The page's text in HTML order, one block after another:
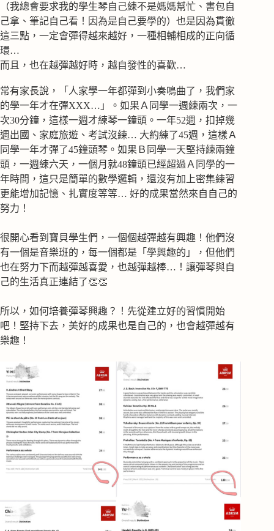
（我總會要求我的學生琴自己練不是媽媽幫忙、書包自
己拿、筆記自己看！因為是自己要學的）也是因為貫徹
這三點，一定會彈得越來越好，一種相輔相成的正向循
環…
而且，也在越彈越好時，越自發性的喜歡…
常有家長說，「人家學一年都彈到小奏鳴曲了，我們家
的學一年才在彈XXX…」。如果Ａ同學一週練兩次，一
次30分鐘，這樣一週才練琴一鐘頭。一年52週，扣掉幾
週出國、家庭旅遊、考試沒練… 大約練了45週，這樣Ａ
同學一年才彈了45鐘頭琴。如果Ｂ同學一天堅持練兩鐘
頭，一週練六天，一個月就48鐘頭已經超過Ａ同學的一
年時間，這只是簡單的數學邏輯，還沒有加上密集練習
更能增加記憶、扎實度等等… 好的成果當然來自自己的
努力！
很開心看到寶貝學生們，一個個越彈越有興趣！他們沒
有一個是音樂班的，每一個都是「學興趣的」，但他們
也在努力下而越彈越喜愛，也越彈越棒…！讓彈琴與自
己的生活真正連結了👏👏
所以，如何培養彈琴興趣？！先從建立好的習慣開始
吧！堅持下去，美好的成果也是自己的，也會越彈越有
樂趣！